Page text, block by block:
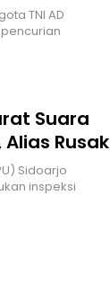
TNI AD
Suara
Rusak
Sidoarjo
inspeksi